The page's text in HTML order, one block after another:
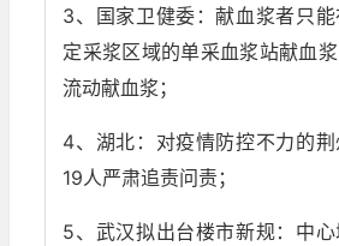
3、国家卫健委：献血浆者只能
定采浆区域的单采血浆站献血
流动献血浆；
4、湖北：对疫情防控不力的
19人严肃追责问责；
5、武汉拟出台楼市新规：中